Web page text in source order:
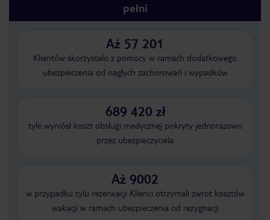
pełni
Aż 57 201
Klientów skorzystało z pomocy w ramach dodatkowego
ubezpieczenia od nagłych zachorowań i wypadków
689 420 zł
tyle wyniósł koszt obsługi medycznej pokryty jednorazowo
przez ubezpieczyciela
Aż 9002
w przypadku tylu rezerwacji Klienci otrzymali zwrot kosztów
wakacji w ramach ubezpieczenia od rezygnacji